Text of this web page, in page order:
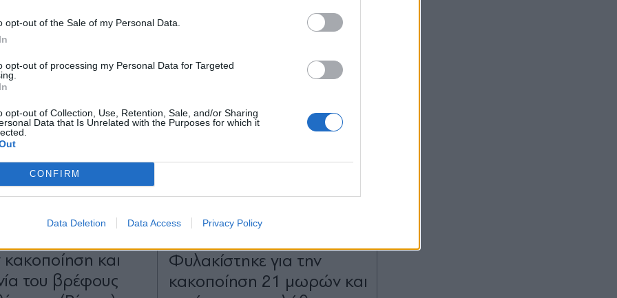
opt-out of the Sale of my Personal Data.
opt-out of processing my Personal Data for Targeted
opt-out of Collection, Use, Retention, Sale, and/or Sharing
Data that Is Unrelated with the Purposes for which it
CONFIRM
Data Deletion Data Access Privacy Policy
18.06.2026 18:58
NEWSROOM
Το σοκαριστικό
κακοποίηση και
του βρέφους
PARAPOLITIKA NEWSROOM
Κατακραυγή για 23χρονη
Φυλακίστηκε για την
κακοποίηση 21 μωρών και
Αποδέχομαι τουςόρους χρήσης